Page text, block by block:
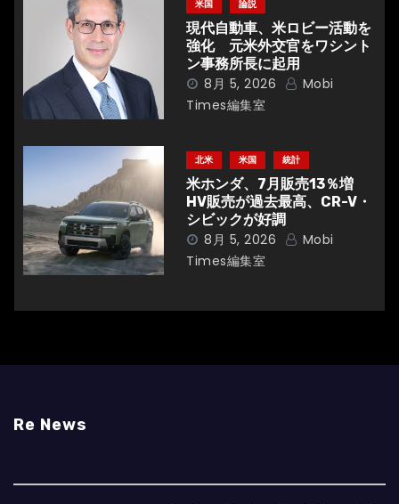
米国 論説
現代自動車、米ロビー活動を
強化 元米外交官をワシント
ン事務所長に起用
8月 5, 2026
Mobi
Times編集室
北米 米国 統計
米ホンダ、7月販売13％増
HV販売が過去最高、CR-V・
シビックが好調
8月 5, 2026
Mobi
Times編集室
Re News